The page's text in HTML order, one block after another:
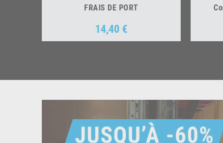
FRAIS DE PORT
Prix
14,40 €